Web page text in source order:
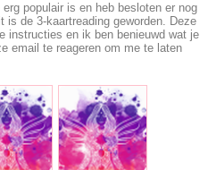
populair is en heb besloten er nog
is de 3-kaartreading geworden. Deze
instructies en ik ben benieuwd wat je
email te reageren om me te laten